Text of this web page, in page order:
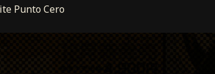
Punto Cero